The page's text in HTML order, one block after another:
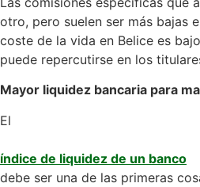
otro, pero suelen ser más bajas
coste de la vida en Belice es
puede repercutirse en los
Mayor liquidez bancaria para
El
índice de liquidez de un banco
debe ser una de las primeras